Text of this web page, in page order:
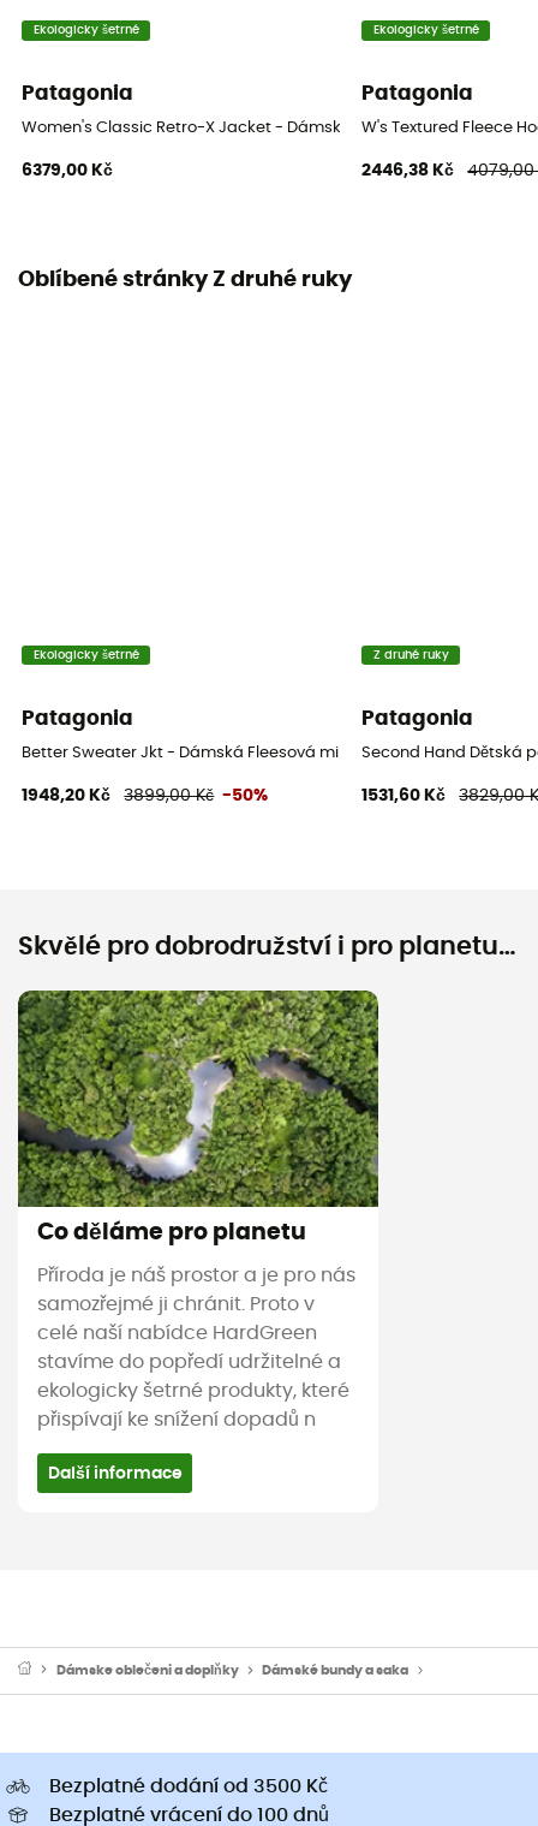
Ekologicky šetrné
Patagonia
Women's Classic Retro-X Jacket - Dámská fleesová mikina
6379,00 Kč
Ekologicky šetrné
Patagonia
W's Textured Fleece
2446,38 Kč 4079,00
Oblíbené stránky Z druhé ruky
Ekologicky šetrné
Patagonia
Better Sweater Jkt - Dámská Fleesová mikina
1948,20 Kč 3899,00 Kč -50%
Z druhé ruky
Patagonia
Second Hand Dětská
1531,60 Kč 3829,00
Skvělé pro dobrodružství i pro planetu…
Co děláme pro planetu
Příroda je náš prostor a je pro nás
samozřejmé ji chránit. Proto v
celé naší nabídce HardGreen
stavíme do popředí udržitelné a
ekologicky šetrné produkty, které
přispívají ke snížení dopadů n
Další informace
Dámske oblečeni a doplňky Dámské bundy a saka
Bezplatné dodání od 3500 Kč
Bezplatné vrácení do 100 dnů